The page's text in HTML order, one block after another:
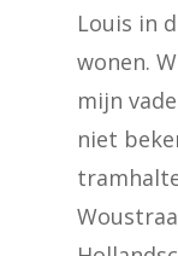
Louis in
wonen.
mijn
niet